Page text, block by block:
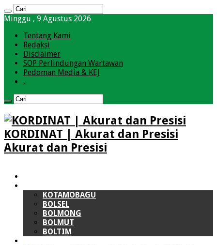
Minggu , 9 Agustus 2026
Tentang Kami
Redaksi
Disclaimer
SOP Perlindungan Wartawan
Pedoman Media & KEJ
,
KORDINAT | Akurat dan Presisi
Akurat dan Presisi
KOTAMOBAGU
BOLSEL
BOLMONG
BOLMUT
BOLTIM